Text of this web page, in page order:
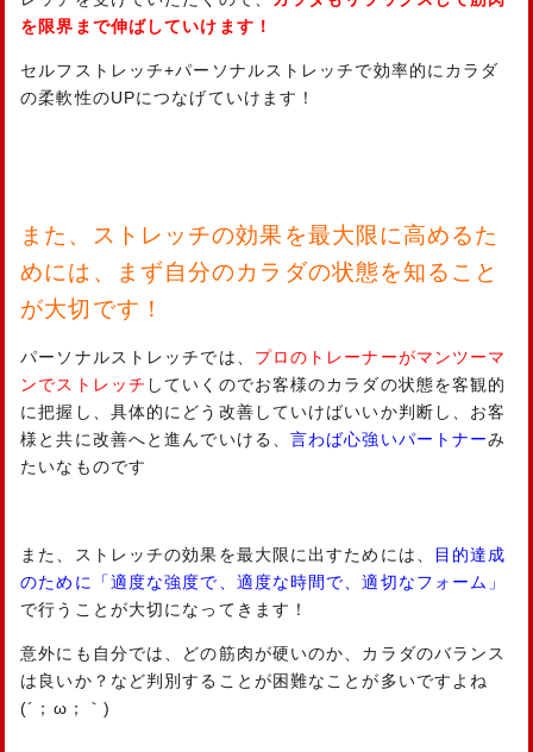
を限界まで伸ばしていけます！
セルフストレッチ+パーソナルストレッチで効率的にカラダ
の柔軟性のUPにつなげていけます！
また、ストレッチの効果を最大限に高めるた
めには、まず自分のカラダの状態を知ること
が大切です！
パーソナルストレッチでは、 プロのトレーナーがマンツーマ
ンでストレッチ していくのでお客様のカラダの状態を客観的
に把握し、具体的にどう改善していけばいいか判断し、お客
様と共に改善へと進んでいける、言わば心強いパートナーみ
たいなものです
また、ストレッチの効果を最大限に出すためには、
目的達成
のために「適度な強度で、適度な時間で、適切なフォーム」
で行うことが大切になってきます！
意外にも自分では、どの筋肉が硬いのか、カラダのバランス
は良いか？など判別することが困難なことが多いですよね
(´；ω；｀)